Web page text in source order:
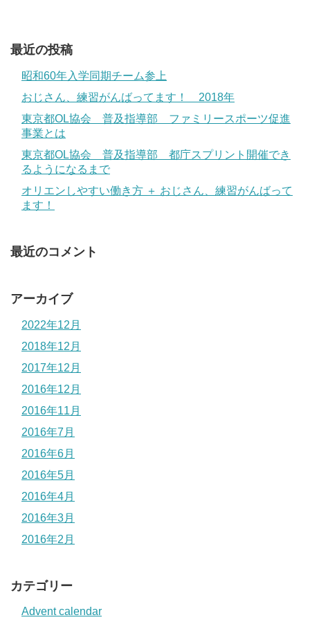
最近の投稿
昭和60年入学同期チーム参上
おじさん、練習がんばってます！ 2018年
東京都OL協会 普及指導部 ファミリースポーツ促進
事業とは
東京都OL協会 普及指導部 都庁スプリント開催でき
るようになるまで
オリエンしやすい働き方 ＋ おじさん、練習がんばって
ます！
最近のコメント
アーカイブ
2022年12月
2018年12月
2017年12月
2016年12月
2016年11月
2016年7月
2016年6月
2016年5月
2016年4月
2016年3月
2016年2月
カテゴリー
Advent calendar